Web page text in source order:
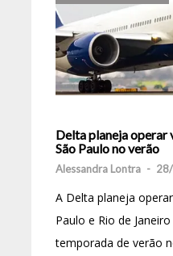
Delta planeja operar
São Paulo no verão
Alessandra Lontra -
A Delta planeja
Paulo e Rio de
temporada de verão